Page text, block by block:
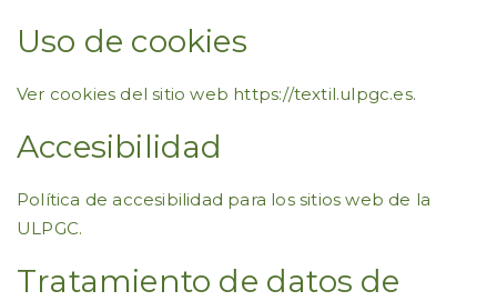
Uso de cookies
Ver cookies del sitio web https://textil.ulpgc.es.
Accesibilidad
Política de accesibilidad para los sitios web de la
ULPGC.
Tratamiento de datos de